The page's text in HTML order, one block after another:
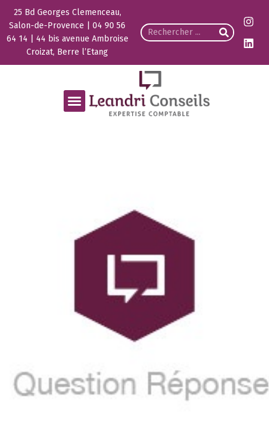
25 Bd Georges Clemenceau,
Salon-de-Provence | 04 90 56
64 14 | 44 bis avenue Ambroise
Croizat, Berre l’Etang